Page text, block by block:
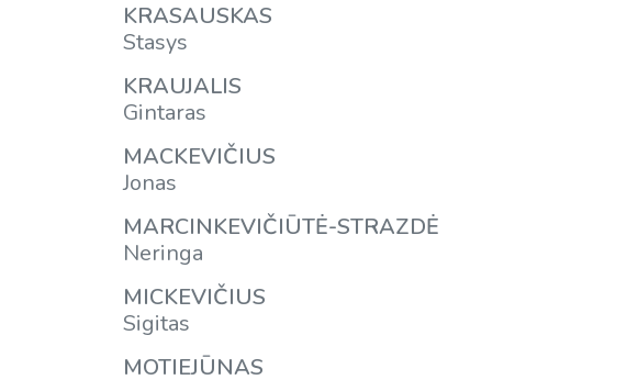
KRASAUSKAS
Stasys
KRAUJALIS
Gintaras
MACKEVIČIUS
Jonas
MARCINKEVIČIŪTĖ-STRAZDĖ
Neringa
MICKEVIČIUS
Sigitas
MOTIEJŪNAS